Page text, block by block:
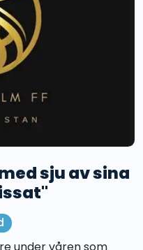
sju av sina
under våren som